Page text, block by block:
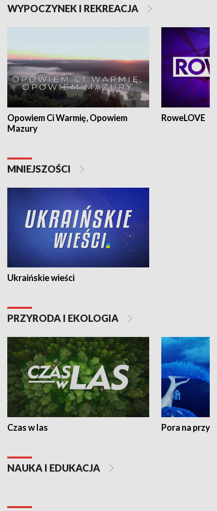
WYPOCZYNEK I REKREACJA
Opowiem Ci Warmię, Opowiem
Mazury
RoweLOVE
MNIEJSZOŚCI
Ukraińskie wieści
PRZYRODA I EKOLOGIA
Czas w las Pora na
NAUKA I EDUKACJA